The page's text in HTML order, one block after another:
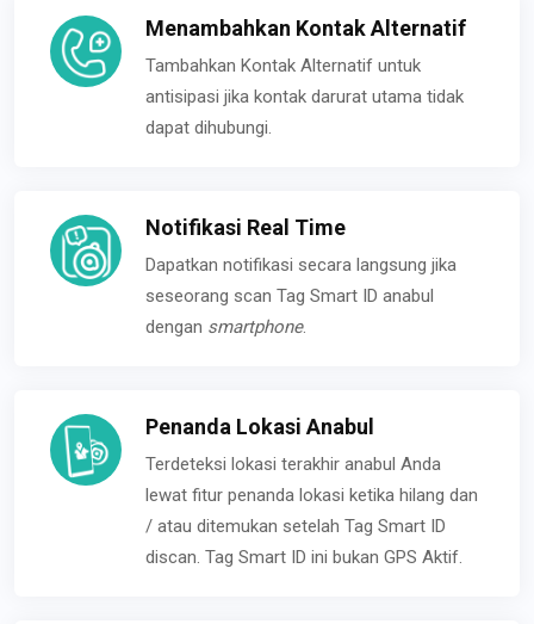
Menambahkan Kontak Alternatif
Tambahkan Kontak Alternatif untuk
antisipasi jika kontak darurat utama tidak
dapat dihubungi.
Notifikasi Real Time
Dapatkan notifikasi secara langsung jika
seseorang scan Tag Smart ID anabul
dengan smartphone.
Penanda Lokasi Anabul
Terdeteksi lokasi terakhir anabul Anda
lewat fitur penanda lokasi ketika hilang dan
/ atau ditemukan setelah Tag Smart ID
discan. Tag Smart ID ini bukan GPS Aktif.